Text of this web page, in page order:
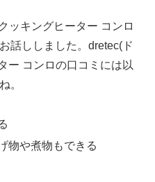
ッキングヒーター コンロ
話ししました。dretec(ド
ー コンロの口コミには以
。
物や煮物もできる